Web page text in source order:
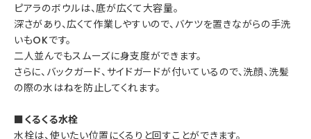
ピアラのボウルは、底が広くて大容量。
深さがあり、広くて作業しやすいので、バケツを置きながらの手洗
いもOKです。
二人並んでもスムーズに身支度ができます。
さらに、バックガード、サイドガードが付いているので、洗顔、洗髪
の際の水はねを防止してくれます。
■くるくる水栓
水栓は、使いたい位置にくるりと回すことができます。